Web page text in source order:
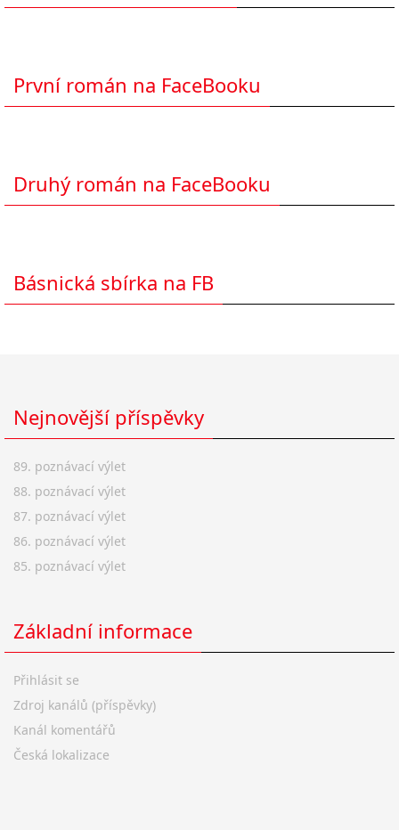
První román na FaceBooku
Druhý román na FaceBooku
Básnická sbírka na FB
Nejnovější příspěvky
89. poznávací výlet
88. poznávací výlet
87. poznávací výlet
86. poznávací výlet
85. poznávací výlet
Základní informace
Přihlásit se
Zdroj kanálů (příspěvky)
Kanál komentářů
Česká lokalizace